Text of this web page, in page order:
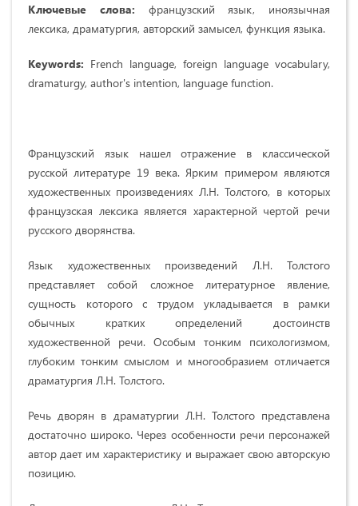
Ключевые слова: французский язык, иноязычная
лексика, драматургия, авторский замысел, функция языка.
Keywords: French language, foreign language vocabulary,
dramaturgy, author's intention, language function.
Французский язык нашел отражение в классической
русской литературе 19 века. Ярким примером являются
художественных произведениях Л.Н. Толстого, в которых
французская лексика является характерной чертой речи
русского дворянства.
Язык художественных произведений Л.Н. Толстого
представляет собой сложное литературное явление,
сущность которого с трудом укладывается в рамки
обычных кратких определений достоинств
художественной речи. Особым тонким психологизмом,
глубоким тонким смыслом и многообразием отличается
драматургия Л.Н. Толстого.
Речь дворян в драматургии Л.Н. Толстого представлена
достаточно широко. Через особенности речи персонажей
автор дает им характеристику и выражает свою авторскую
позицию.